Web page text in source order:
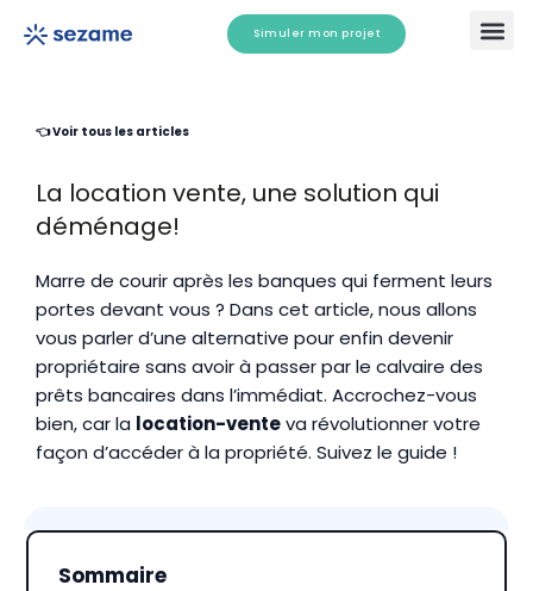
Simuler mon projet
👈 Voir tous les articles
La location vente, une solution qui
déménage!
Marre de courir après les banques qui ferment leurs
portes devant vous ? Dans cet article, nous allons
vous parler d’une alternative pour enfin devenir
propriétaire sans avoir à passer par le calvaire des
prêts bancaires dans l’immédiat. Accrochez-vous
bien, car la location-venteva révolutionner votre
façon d’accéder à la propriété. Suivez le guide !
Sommaire